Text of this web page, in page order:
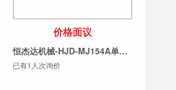
价格面议
恒杰达机械-HJD-MJ154A单片锯系列
已有1 人次询价